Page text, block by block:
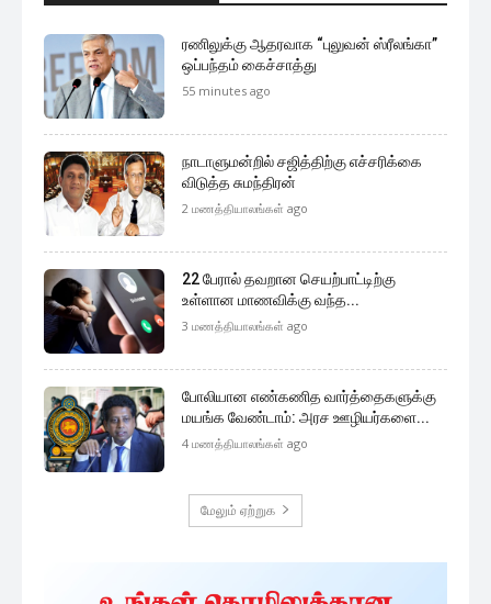
ரணிலுக்கு ஆதரவாக “புலுவன் ஸ்ரீலங்கா”
ஒப்பந்தம் கைச்சாத்து
55 minutes ago
நாடாளுமன்றில் சஜித்திற்கு எச்சரிக்கை
விடுத்த சுமந்திரன்
2 மணத்தியாலங்கள் ago
22 பேரால் தவறான செயற்பாட்டிற்கு
உள்ளான மாணவிக்கு வந்த...
3 மணத்தியாலங்கள் ago
போலியான எண்கணித வார்த்தைகளுக்கு
மயங்க வேண்டாம்: அரச ஊழியர்களை...
4 மணத்தியாலங்கள் ago
மேலும் ஏற்றுக